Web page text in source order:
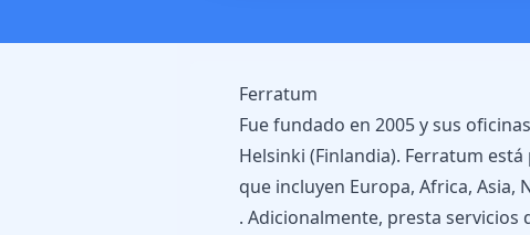
Ferratum
Fue fundado en 2005 y sus
Helsinki (Finlandia). Ferratum
que incluyen Europa, Africa, Asia,
. Adicionalmente, presta servicios